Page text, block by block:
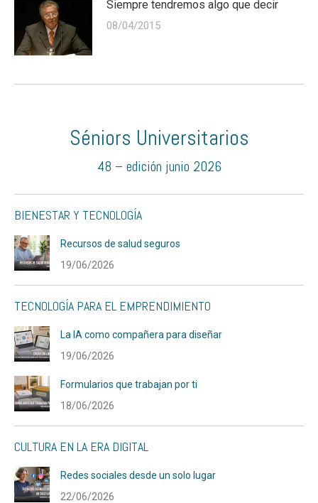
Siempre tendremos algo que decir
08/04/2015
Séniors Universitarios
48 – edición junio 2026
BIENESTAR Y TECNOLOGÍA
Recursos de salud seguros
19/06/2026
TECNOLOGÍA PARA EL EMPRENDIMIENTO
La IA como compañera para diseñar
19/06/2026
Formularios que trabajan por ti
18/06/2026
CULTURA EN LA ERA DIGITAL
Redes sociales desde un solo lugar
22/06/2026